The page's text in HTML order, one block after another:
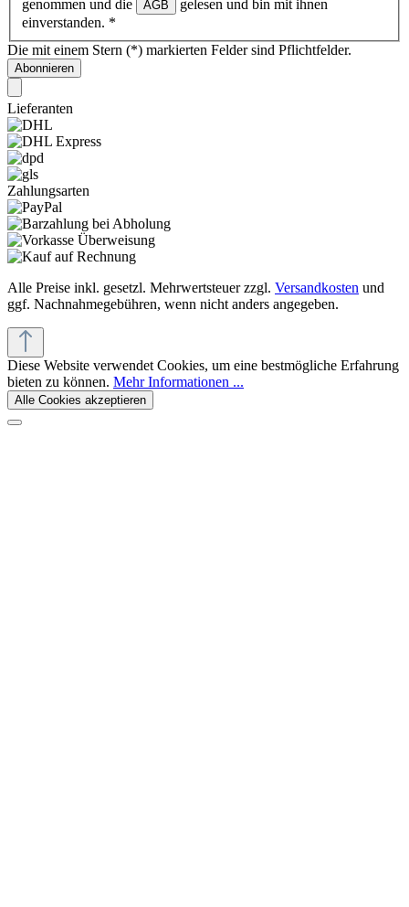
genommen und die
AGB
gelesen und bin mit ihnen
einverstanden. *
Die mit einem Stern (*) markierten Felder sind Pflichtfelder.
Abonnieren
Lieferanten
Zahlungsarten
Alle Preise inkl. gesetzl. Mehrwertsteuer zzgl. Versandkosten und
ggf. Nachnahmegebühren, wenn nicht anders angegeben.
Diese Website verwendet Cookies, um eine bestmögliche Erfahrung
bieten zu können. Mehr Informationen ...
Alle Cookies akzeptieren